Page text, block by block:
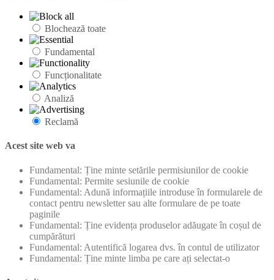
Blochează toate
Fundamental
Funcționalitate
Analiză
Reclamă
Acest site web va
Fundamental: Ține minte setările permisiunilor de cookie
Fundamental: Permite sesiunile de cookie
Fundamental: Adună informațiile introduse în formularele de
contact pentru newsletter sau alte formulare de pe toate
paginile
Fundamental: Ține evidența produselor adăugate în coșul de
cumpărături
Fundamental: Autentifică logarea dvs. în contul de utilizator
Fundamental: Ține minte limba pe care ați selectat-o